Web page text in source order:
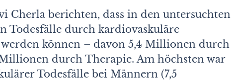
Cherla berichten, dass in den untersuchten
Todesfälle durch kardiovaskuläre
können – davon 5,4 Millionen durch
durch Therapie. Am höchsten war
Todesfälle bei Männern (7,5